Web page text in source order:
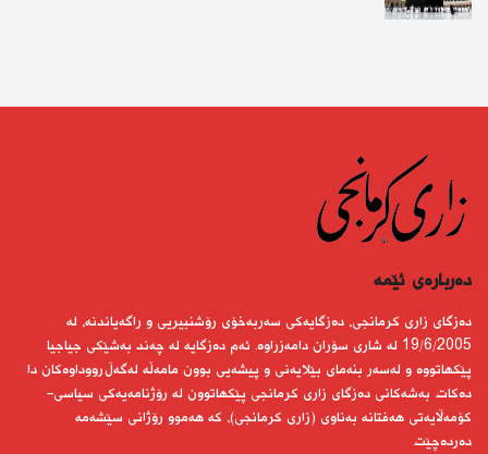
دەربارەى ئێمە
دەزگای زاری كرمانجی، دەزگایەكی سەربەخۆی رۆشنبیریی و راگەیاندنە، لە
19/6/2005 لە شاری سۆران دامەزراوە. ئەم دەزگایە لە چەند بەشێكی جیاجیا
پێكهاتووە و لەسەر بنەمای بێلایەنی و پیشەیی بوون مامەڵە لەگەڵ رووداوەكان دا
دەكات. بەشەكانی دەزگای زاری كرمانجی پێكهاتوون لە رۆژنامەیەكی سیاسی-
كۆمەڵایەتی هەفتانە بەناوی (زاری كرمانجی)، كە هەموو رۆژانی سێشەمە
دەردەچێت.